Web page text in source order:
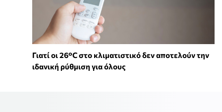
Γιατί οι 26°C στο κλιματιστικό δεν αποτελούν την
ιδανική ρύθμιση για όλους